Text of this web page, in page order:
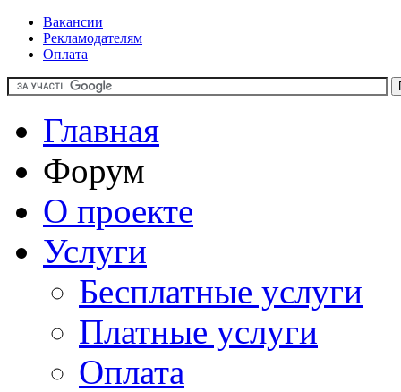
Вакансии
Рекламодателям
Оплата
Главная
Форум
О проекте
Услуги
Бесплатные услуги
Платные услуги
Оплата